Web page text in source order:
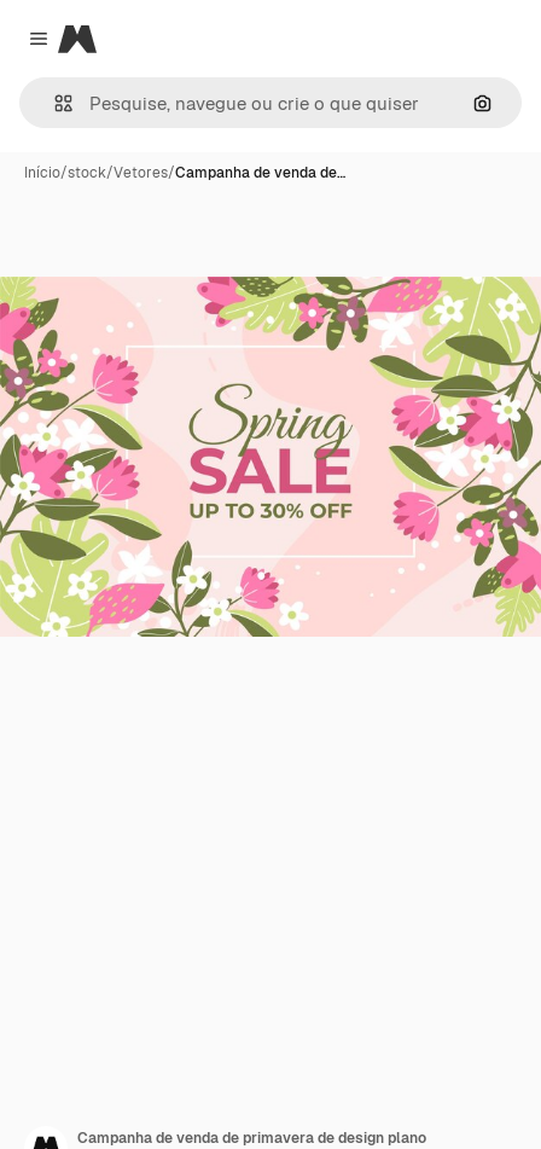
Close menu
Magnific
Início/stock/Vetores/Campanha de venda de…
Campanha de venda de primavera de design plano